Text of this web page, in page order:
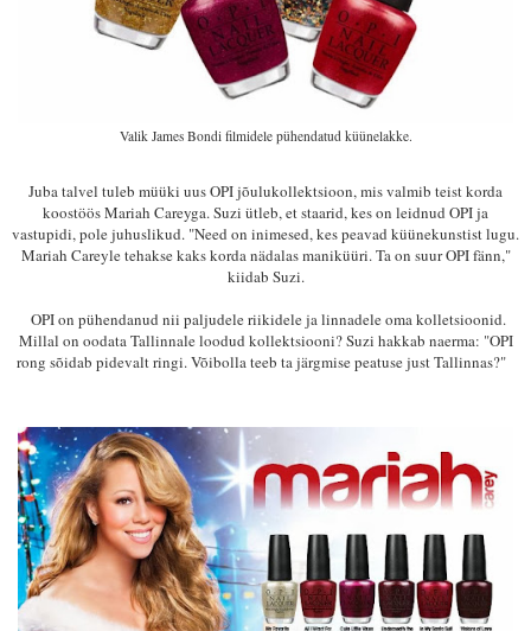
Valik James Bondi filmidele pühendatud küünelakke.
Juba talvel tuleb müüki uus OPI jõulukollektsioon, mis valmib teist korda
koostöös Mariah Careyga. Suzi ütleb, et staarid, kes on leidnud OPI ja
vastupidi, pole juhuslikud. "Need on inimesed, kes peavad küünekunstist lugu.
Mariah Careyle tehakse kaks korda nädalas maniküüri. Ta on suur OPI fänn,"
kiidab Suzi.
OPI on pühendanud nii paljudele riikidele ja linnadele oma kolletsioonid.
Millal on oodata Tallinnale loodud kollektsiooni? Suzi hakkab naerma: "OPI
rong sõidab pidevalt ringi. Võibolla teeb ta järgmise peatuse just Tallinnas?"